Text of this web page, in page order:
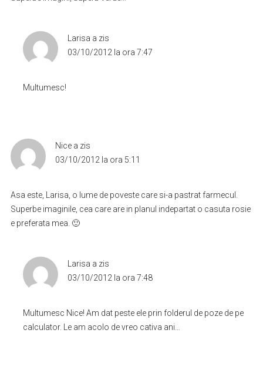
Larisa a zis
03/10/2012 la ora 7:47
Multumesc!
Nice a zis
03/10/2012 la ora 5:11
Asa este, Larisa, o lume de poveste care si-a pastrat farmecul.
Superbe imaginile, cea care are in planul indepartat o casuta rosie
e preferata mea. 🙂
Larisa a zis
03/10/2012 la ora 7:48
Multumesc Nice! Am dat peste ele prin folderul de poze de pe
calculator. Le am acolo de vreo cativa ani…